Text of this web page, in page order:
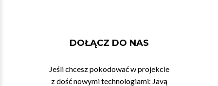
DOŁĄCZ DO NAS
Jeśli chcesz pokodować w projekcie
z dość nowymi technologiami: Javą